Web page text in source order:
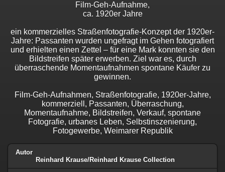
Film-Geh-Aufnahme,
ca. 1920er Jahre
ein kommerzielles Straßenfotografie-Konzept der 1920er-
Jahre: Passanten wurden ungefragt im Gehen fotografiert
und erhielten einen Zettel – für eine Mark konnten sie den
Bildstreifen später erwerben. Ziel war es, durch
überraschende Momentaufnahmen spontane Käufer zu
gewinnen.
Film-Geh-Aufnahmen, Straßenfotografie, 1920er-Jahre,
kommerziell, Passanten, Überraschung,
Momentaufnahme, Bildstreifen, Verkauf, spontane
Fotografie, urbanes Leben, Selbstinszenierung,
Fotogewerbe, Weimarer Republik
Autor
Reinhard Krause/Reinhard Krause Collection